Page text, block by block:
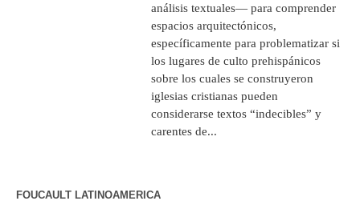
análisis textuales— para comprender
espacios arquitectónicos,
específicamente para problematizar si
los lugares de culto prehispánicos
sobre los cuales se construyeron
iglesias cristianas pueden
considerarse textos “indecibles” y
carentes de...
FOUCAULT LATINOAMERICA